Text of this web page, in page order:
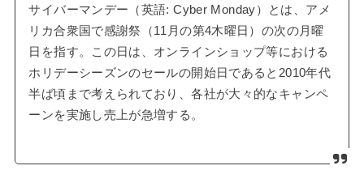
サイバーマンデー（英語: Cyber Monday）とは、アメ
リカ合衆国で感謝祭（11月の第4木曜日）の次の月曜
日を指す。この日は、オンラインショップ等における
ホリデーシーズンのセールの開始日であると2010年代
半ば頃まで考えられており、各社が大々的なキャンペ
ーンを実施し売上が急増する。